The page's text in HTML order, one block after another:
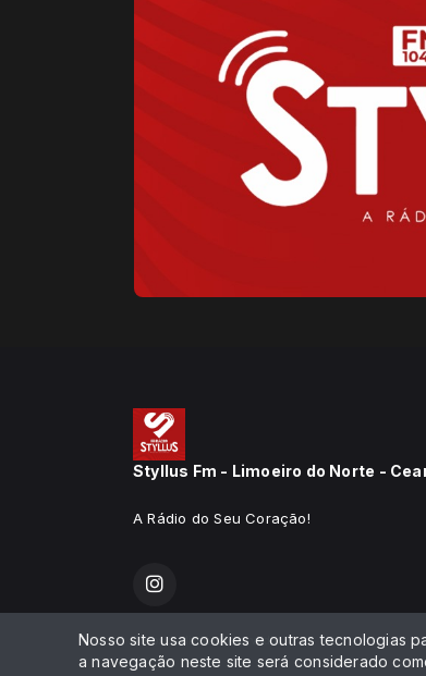
Styllus Fm - Limoeiro do Norte -
A Rádio do Seu Coração!
Todos os direitos reservados.
Nosso site usa cookies e outras tecnologias
a navegação neste site será considerado